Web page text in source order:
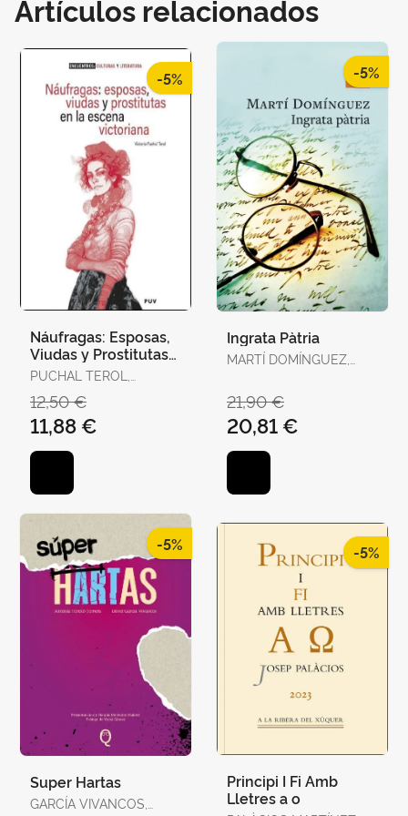
Artículos relacionados
-5%
Náufragas: Esposas,
Viudas y Prostitutas
en la Escena
PUCHAL TEROL,
12,50 €
11,88 €
-5%
Ingrata Pàtria
MARTÍ DOMÍNGUEZ,
21,90 €
20,81 €
-5%
Super Hartas
GARCÍA VIVANCOS,
-5%
Principi I Fi Amb
Lletres a o